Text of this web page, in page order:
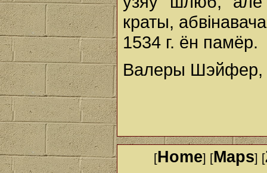
краты,
1534 г. ён памёр.
Валеры Шэйфер,
[Home] [Maps] [